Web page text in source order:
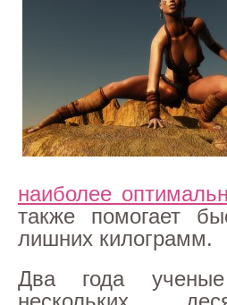
наиболее
также помогает
лишних килограмм.
Два года